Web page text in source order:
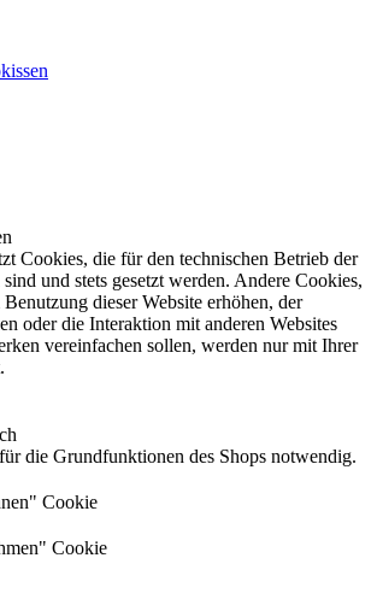
Cookies, die für den technischen Betrieb der
und stets gesetzt werden. Andere Cookies,
dieser Website erhöhen, der
oder die Interaktion mit anderen Websites
vereinfachen sollen, werden nur mit Ihrer
die Grundfunktionen des Shops notwendig.
Cookie
Cookie